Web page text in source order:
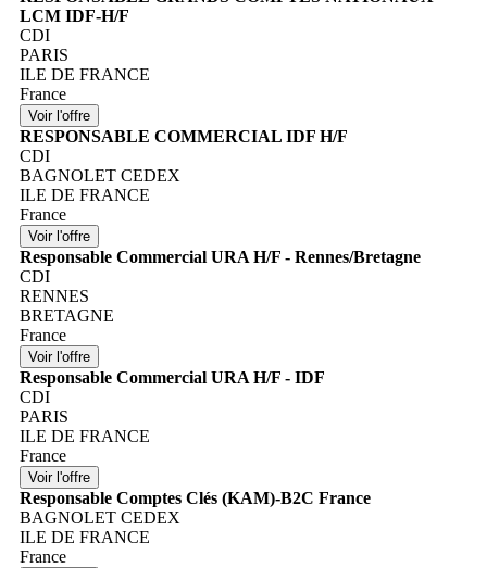
LCM IDF-H/F
CDI
PARIS
ILE DE FRANCE
France
RESPONSABLE COMMERCIAL IDF H/F
CDI
BAGNOLET CEDEX
ILE DE FRANCE
France
Responsable Commercial URA H/F - Rennes/Bretagne
CDI
RENNES
BRETAGNE
France
Responsable Commercial URA H/F - IDF
CDI
PARIS
ILE DE FRANCE
France
Responsable Comptes Clés (KAM)-B2C France
BAGNOLET CEDEX
ILE DE FRANCE
France